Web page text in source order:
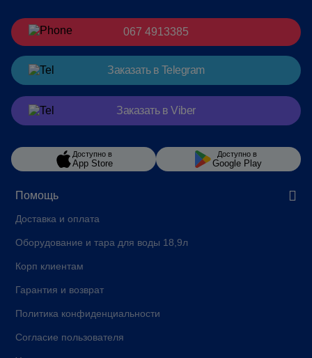
Помощь
Доставка и оплата
Оборудование и тара для воды 18,9л
Корп клиентам
Гарантия и возврат
Политика конфиденциальности
Согласие пользователя
067 4913385
Заказать в Telegram
Заказать в Viber
Доступно в
App Store
Доступно в
Google Play